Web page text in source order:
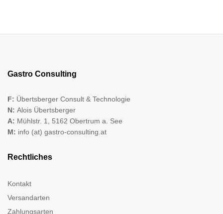
Gastro Consulting
F: Übertsberger Consult & Technologie
N: Alois Übertsberger
A: Mühlstr. 1, 5162 Obertrum a. See
M: info (at) gastro-consulting.at
Rechtliches
Kontakt
Versandarten
Zahlungsarten